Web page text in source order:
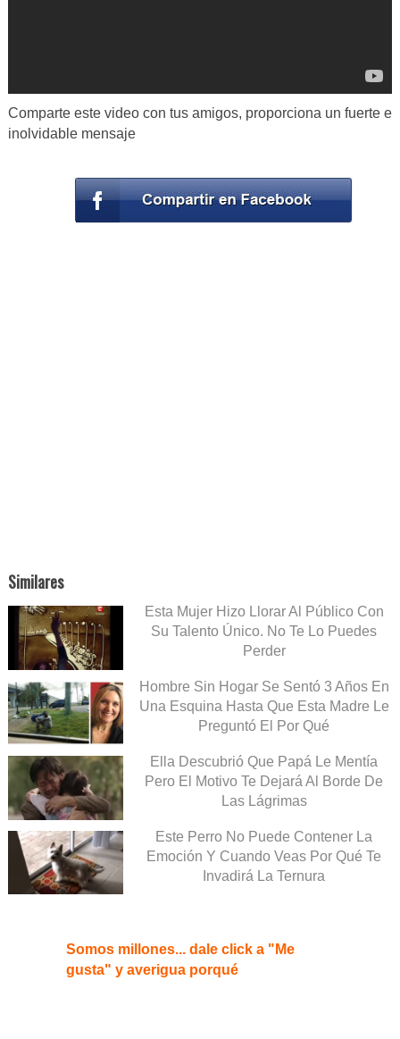
Comparte este video con tus amigos, proporciona un fuerte e
inolvidable mensaje
Similares
Esta Mujer Hizo Llorar Al Público Con
Su Talento Único. No Te Lo Puedes
Perder
Hombre Sin Hogar Se Sentó 3 Años En
Una Esquina Hasta Que Esta Madre Le
Preguntó El Por Qué
Ella Descubrió Que Papá Le Mentía
Pero El Motivo Te Dejará Al Borde De
Las Lágrimas
Este Perro No Puede Contener La
Emoción Y Cuando Veas Por Qué Te
Invadirá La Ternura
Somos millones... dale click a "Me
gusta" y averigua porqué